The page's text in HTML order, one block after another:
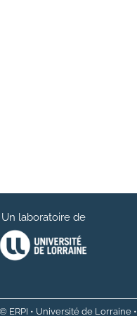
Un laboratoire de
ERPI • Université de Lorraine•